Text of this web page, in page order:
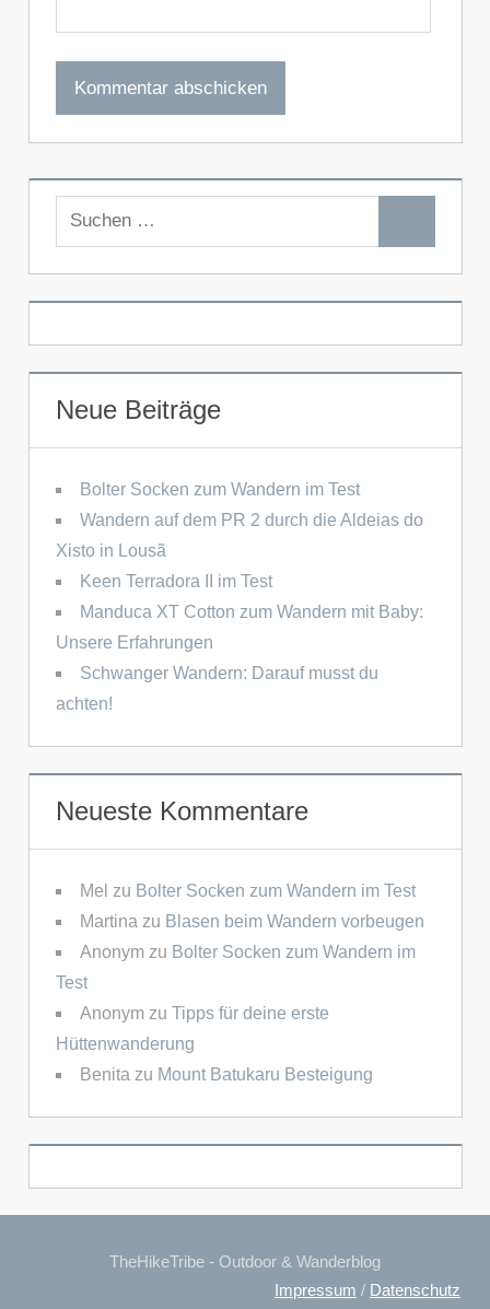
Suchen
Neue Beiträge
Bolter Socken zum Wandern im Test
Wandern auf dem PR 2 durch die Aldeias do
Xisto in Lousã
Keen Terradora II im Test
Manduca XT Cotton zum Wandern mit Baby:
Unsere Erfahrungen
Schwanger Wandern: Darauf musst du
achten!
Neueste Kommentare
Mel zu Bolter Socken zum Wandern im Test
Martina zu Blasen beim Wandern vorbeugen
Anonymzu Bolter Socken zum Wandern im
Test
Anonymzu Tipps für deine erste
Hüttenwanderung
Benita zu Mount Batukaru Besteigung
TheHikeTribe - Outdoor & Wanderblog
Impressum / Datenschutz